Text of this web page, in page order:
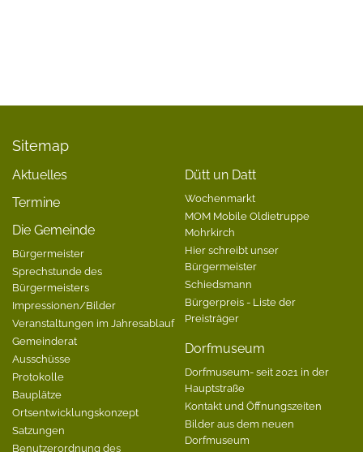
Sitemap
Aktuelles
Termine
Die Gemeinde
Bürgermeister
Sprechstunde des
Bürgermeisters
Impressionen/Bilder
Veranstaltungen im Jahresablauf
Gemeinderat
Ausschüsse
Protokolle
Bauplätze
Ortsentwicklungskonzept
Satzungen
Benutzerordnung des
Dütt un Datt
Wochenmarkt
MOM Mobile Oldietruppe
Mohrkirch
Hier schreibt unser
Bürgermeister
Schiedsmann
Bürgerpreis - Liste der
Preisträger
Dorfmuseum
Dorfmuseum- seit 2021 in der
Hauptstraße
Kontakt und Öffnungszeiten
Bilder aus dem neuen
Dorfmuseum